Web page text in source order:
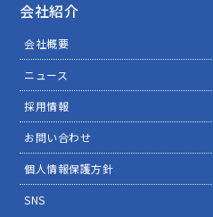
会社紹介
会社概要
ニュース
採用情報
お問い合わせ
個人情報保護方針
SNS